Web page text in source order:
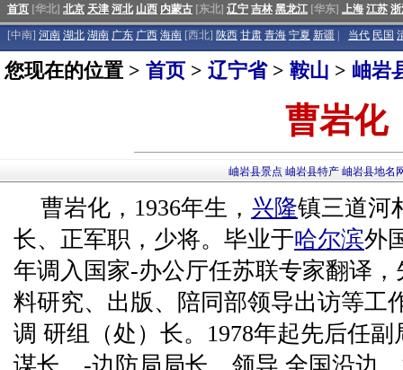
首页 [华北] 北京 天津 河北 山西 内蒙古 [东北] 辽宁 吉林 黑龙江 [华东] 上海 江苏
[中南] 河南 湖北 湖南 广东 广西 海南 [西北] 陕西 甘肃 青海 宁夏 新疆 当代 民国
您现在的位置 > 首页 > 辽宁省> 鞍山 > 岫岩
曹岩化
岫岩县景点 岫岩县特产 岫岩县地名
曹岩化，1936年生， 兴隆镇三道河
长、正军职，少将。毕业于哈尔滨外
年调入国家-办公厅任苏联专家翻译
料研究、出版、陪同部领导出访等工
调 研组（处）长。1978年起先后任